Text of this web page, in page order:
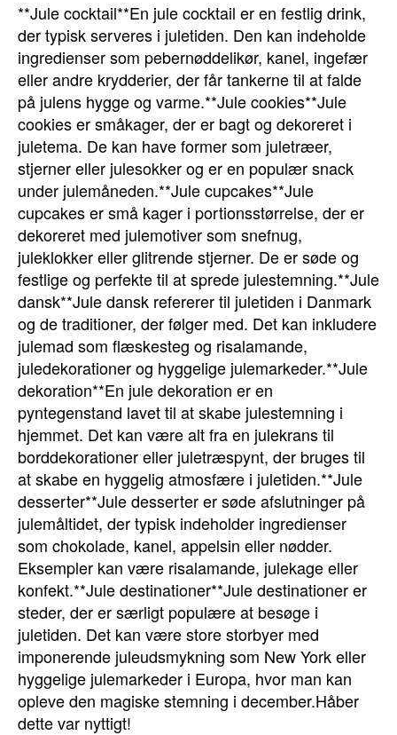
**Jule cocktail**En jule cocktail er en festlig drink,
der typisk serveres i juletiden. Den kan indeholde
ingredienser som pebernøddelikør, kanel, ingefær
eller andre krydderier, der får tankerne til at falde
på julens hygge og varme.**Jule cookies**Jule
cookies er småkager, der er bagt og dekoreret i
juletema. De kan have former som juletræer,
stjerner eller julesokker og er en populær snack
under julemåneden.**Jule cupcakes**Jule
cupcakes er små kager i portionsstørrelse, der er
dekoreret med julemotiver som snefnug,
juleklokker eller glitrende stjerner. De er søde og
festlige og perfekte til at sprede julestemning.**Jule
dansk**Jule dansk refererer til juletiden i Danmark
og de traditioner, der følger med. Det kan inkludere
julemad som flæskesteg og risalamande,
juledekorationer og hyggelige julemarkeder.**Jule
dekoration**En jule dekoration er en
pyntegenstand lavet til at skabe julestemning i
hjemmet. Det kan være alt fra en julekrans til
borddekorationer eller juletræspynt, der bruges til
at skabe en hyggelig atmosfære i juletiden.**Jule
desserter**Jule desserter er søde afslutninger på
julemåltidet, der typisk indeholder ingredienser
som chokolade, kanel, appelsin eller nødder.
Eksempler kan være risalamande, julekage eller
konfekt.**Jule destinationer**Jule destinationer er
steder, der er særligt populære at besøge i
juletiden. Det kan være store storbyer med
imponerende juleudsmykning som New York eller
hyggelige julemarkeder i Europa, hvor man kan
opleve den magiske stemning i december.Håber
dette var nyttigt!